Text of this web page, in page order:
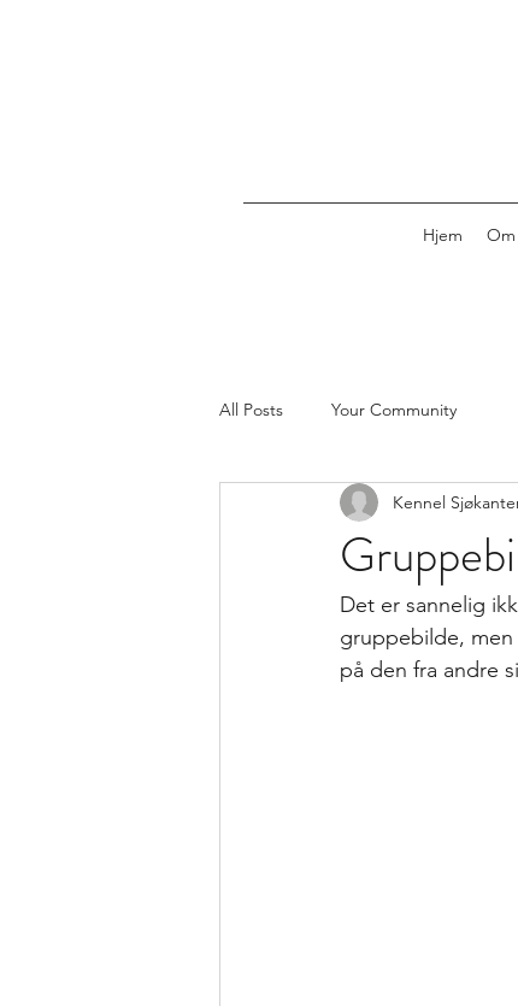
Hjem Om
All Posts Your Community
Kennel
Det er sannelig
gruppebilde,
på den fra andre